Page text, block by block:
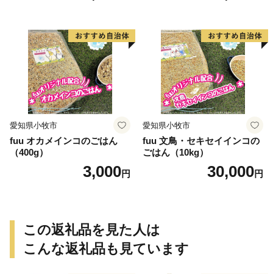
愛知県小牧市
fuu オカメインコのごはん
（400g）
3,000円
愛知県小牧市
fuu 文鳥・セキセイインコの
ごはん（10kg）
30,000円
この返礼品を見た人は
こんな返礼品も見ています